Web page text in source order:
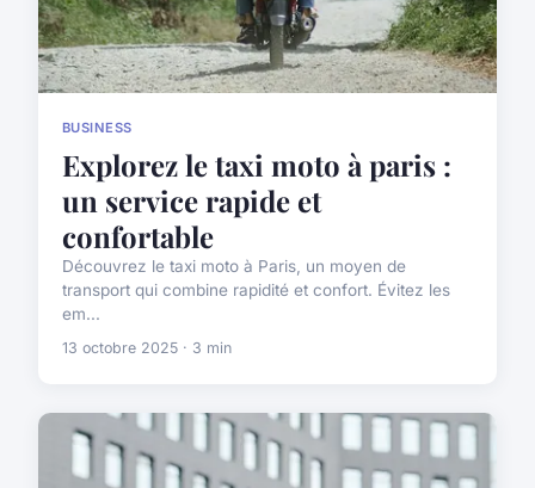
BUSINESS
Explorez le taxi moto à paris :
un service rapide et
confortable
Découvrez le taxi moto à Paris, un moyen de
transport qui combine rapidité et confort. Évitez les
em...
13 octobre 2025 · 3 min